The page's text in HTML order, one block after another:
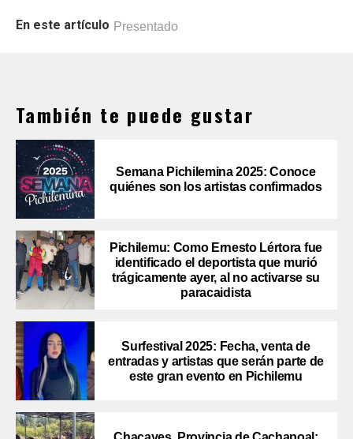
En este artículo Presentado
También te puede gustar
Semana Pichilemina 2025: Conoce
quiénes son los artistas confirmados
Pichilemu: Como Ernesto Lértora fue
identificado el deportista que murió
trágicamente ayer, al no activarse su
paracaidista
Surfestival 2025: Fecha, venta de
entradas y artistas que serán parte de
este gran evento en Pichilemu